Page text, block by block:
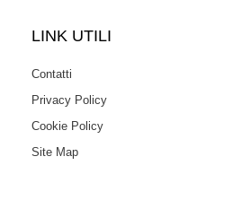
LINK UTILI
Contatti
Privacy Policy
Cookie Policy
Site Map